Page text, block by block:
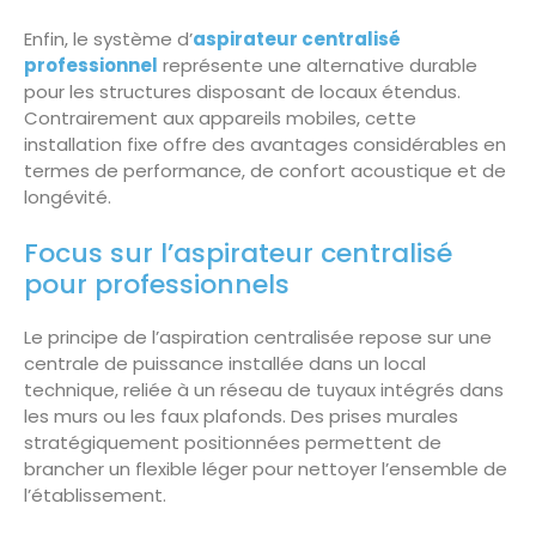
Enfin, le système d’aspirateur centralisé
professionnel représente une alternative durable
pour les structures disposant de locaux étendus.
Contrairement aux appareils mobiles, cette
installation fixe offre des avantages considérables en
termes de performance, de confort acoustique et de
longévité.
Focus sur l’aspirateur centralisé
pour professionnels
Le principe de l’aspiration centralisée repose sur une
centrale de puissance installée dans un local
technique, reliée à un réseau de tuyaux intégrés dans
les murs ou les faux plafonds. Des prises murales
stratégiquement positionnées permettent de
brancher un flexible léger pour nettoyer l’ensemble de
l’établissement.